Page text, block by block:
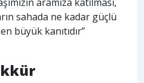
sahada ne kadar güçlü
büyük kanıtıdır”